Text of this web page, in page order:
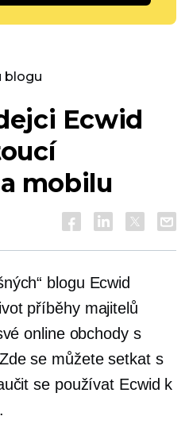
blogu
Ecwid
mobilu
blogu Ecwid
příběhy majitelů
online obchody s
se můžete setkat s
se používat Ecwid k